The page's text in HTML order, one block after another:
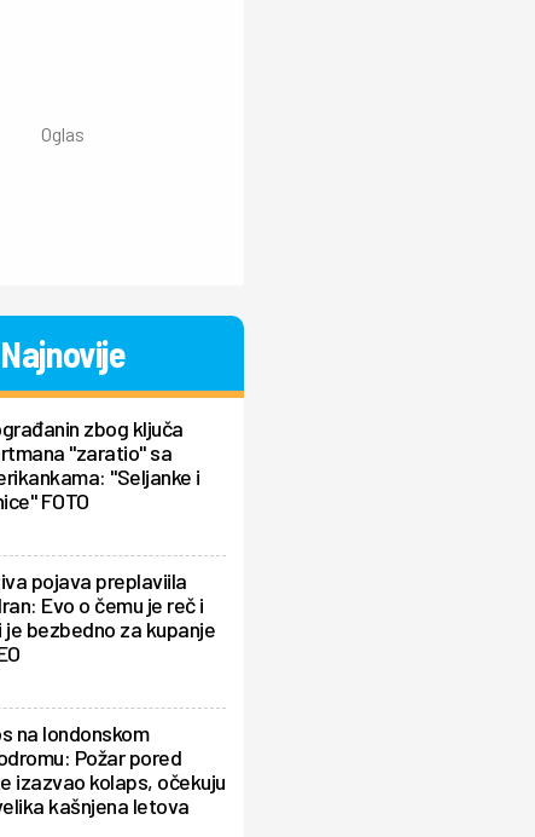
Najnovije
zbog ključa
"zaratio" sa
"Seljanke i
FOTO
pojava preplaviila
Evo o čemu je reč i
je bezbedno za kupanje
na londonskom
Požar pored
izazvao kolaps, očekuju
kašnjena letova